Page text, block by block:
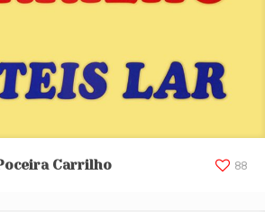
– Almiro Poceira Carrilho
Carrilho 88